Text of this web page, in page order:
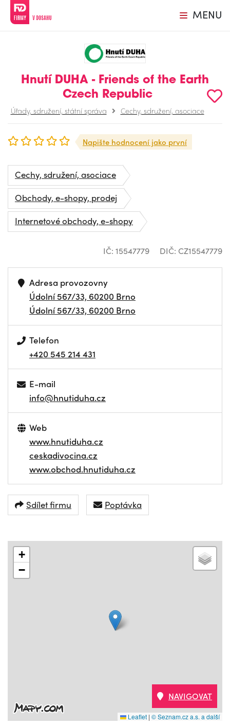
MENU
Hnutí DUHA - Friends of the Earth
Czech Republic
Úřady, sdružení, státní správa Cechy, sdružení, asociace
Napište hodnocení jako první
Cechy, sdružení, asociace
Obchody, e-shopy, prodej
Internetové obchody, e-shopy
IČ: 15547779 DIČ: CZ15547779
Adresa provozovny
Údolní 567/33, 60200 Brno
Údolní 567/33, 60200 Brno
Telefon
+420 545 214 431
E-mail
info@hnutiduha.cz
Web
www.hnutiduha.cz
ceskadivocina.cz
www.obchod.hnutiduha.cz
Sdílet firmu Poptávka
+
−
Leaflet | © Seznam.cz a.s. a další
NAVIGOVAT